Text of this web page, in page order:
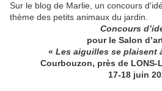
Sur le blog de Marlie, un concours
thème des petits animaux du jardin.
Concours
pour le Salon
« Les aiguilles se plaisent
Courbouzon, près de LONS-
17-18 juin